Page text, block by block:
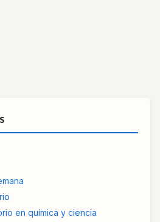
en química y ciencia